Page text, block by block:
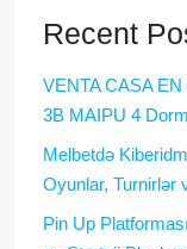
Recent
VENTA CASA
3B MAIPU 4
Melbetdə
Oyunlar, Turnirlər
Pin Up